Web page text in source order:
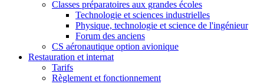
Classes préparatoires aux grandes écoles
Technologie et sciences industrielles
Physique, technologie et science de l'ingénieur
Forum des anciens
CS aéronautique option avionique
Restauration et internat
Tarifs
Règlement et fonctionnement